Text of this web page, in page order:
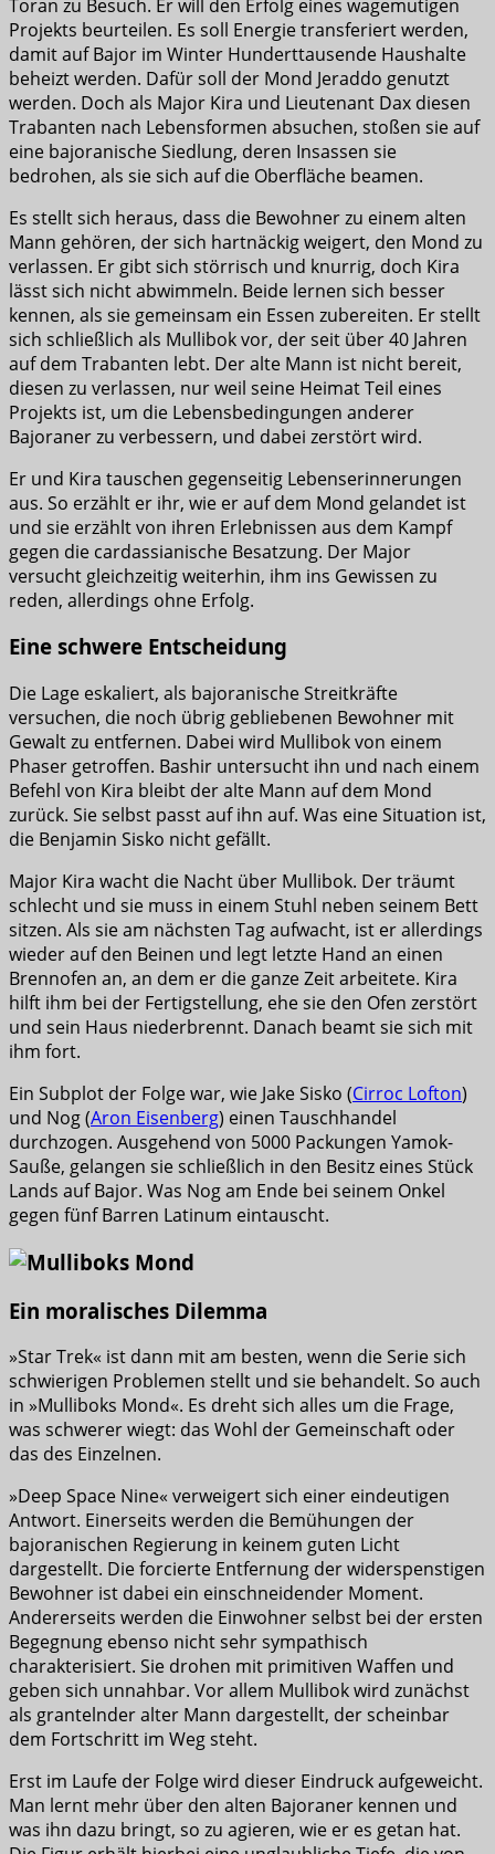
Toran zu Besuch. Er will den Erfolg eines wagemutigen
Projekts beurteilen. Es soll Energie transferiert werden,
damit auf Bajor im Winter Hunderttausende Haushalte
beheizt werden. Dafür soll der Mond Jeraddo genutzt
werden. Doch als Major Kira und Lieutenant Dax diesen
Trabanten nach Lebensformen absuchen, stoßen sie auf
eine bajoranische Siedlung, deren Insassen sie
bedrohen, als sie sich auf die Oberfläche beamen.
Es stellt sich heraus, dass die Bewohner zu einem alten
Mann gehören, der sich hartnäckig weigert, den Mond zu
verlassen. Er gibt sich störrisch und knurrig, doch Kira
lässt sich nicht abwimmeln. Beide lernen sich besser
kennen, als sie gemeinsam ein Essen zubereiten. Er stellt
sich schließlich als Mullibok vor, der seit über 40 Jahren
auf dem Trabanten lebt. Der alte Mann ist nicht bereit,
diesen zu verlassen, nur weil seine Heimat Teil eines
Projekts ist, um die Lebensbedingungen anderer
Bajoraner zu verbessern, und dabei zerstört wird.
Er und Kira tauschen gegenseitig Lebenserinnerungen
aus. So erzählt er ihr, wie er auf dem Mond gelandet ist
und sie erzählt von ihren Erlebnissen aus dem Kampf
gegen die cardassianische Besatzung. Der Major
versucht gleichzeitig weiterhin, ihm ins Gewissen zu
reden, allerdings ohne Erfolg.
Eine schwere Entscheidung
Die Lage eskaliert, als bajoranische Streitkräfte
versuchen, die noch übrig gebliebenen Bewohner mit
Gewalt zu entfernen. Dabei wird Mullibok von einem
Phaser getroffen. Bashir untersucht ihn und nach einem
Befehl von Kira bleibt der alte Mann auf dem Mond
zurück. Sie selbst passt auf ihn auf. Was eine Situation ist,
die Benjamin Sisko nicht gefällt.
Major Kira wacht die Nacht über Mullibok. Der träumt
schlecht und sie muss in einem Stuhl neben seinem Bett
sitzen. Als sie am nächsten Tag aufwacht, ist er allerdings
wieder auf den Beinen und legt letzte Hand an einen
Brennofen an, an dem er die ganze Zeit arbeitete. Kira
hilft ihm bei der Fertigstellung, ehe sie den Ofen zerstört
und sein Haus niederbrennt. Danach beamt sie sich mit
ihm fort.
Ein Subplot der Folge war, wie Jake Sisko (Cirroc Lofton)
und Nog (Aron Eisenberg) einen Tauschhandel
durchzogen. Ausgehend von 5000 Packungen Yamok-
Sauße, gelangen sie schließlich in den Besitz eines Stück
Lands auf Bajor. Was Nog am Ende bei seinem Onkel
gegen fünf Barren Latinum eintauscht.
Ein moralisches Dilemma
»Star Trek« ist dann mit am besten, wenn die Serie sich
schwierigen Problemen stellt und sie behandelt. So auch
in »Mulliboks Mond«. Es dreht sich alles um die Frage,
was schwerer wiegt: das Wohl der Gemeinschaft oder
das des Einzelnen.
»Deep Space Nine« verweigert sich einer eindeutigen
Antwort. Einerseits werden die Bemühungen der
bajoranischen Regierung in keinem guten Licht
dargestellt. Die forcierte Entfernung der widerspenstigen
Bewohner ist dabei ein einschneidender Moment.
Andererseits werden die Einwohner selbst bei der ersten
Begegnung ebenso nicht sehr sympathisch
charakterisiert. Sie drohen mit primitiven Waffen und
geben sich unnahbar. Vor allem Mullibok wird zunächst
als grantelnder alter Mann dargestellt, der scheinbar
dem Fortschritt im Weg steht.
Erst im Laufe der Folge wird dieser Eindruck aufgeweicht.
Man lernt mehr über den alten Bajoraner kennen und
was ihn dazu bringt, so zu agieren, wie er es getan hat.